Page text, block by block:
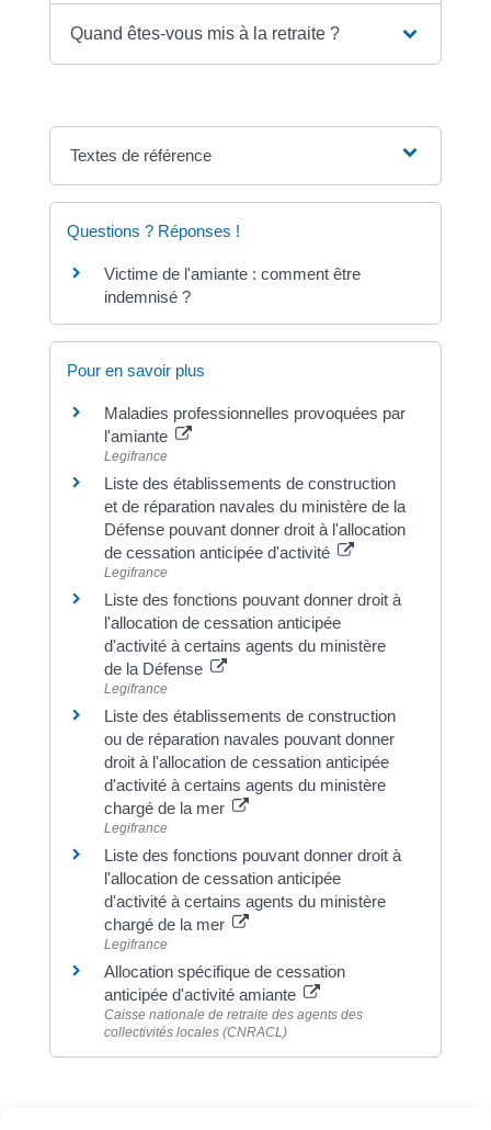
Quand êtes-vous mis à la retraite ?
Textes de référence
Questions ? Réponses !
Victime de l'amiante : comment être
indemnisé ?
Pour en savoir plus
Maladies professionnelles provoquées par
l'amiante
Legifrance
Liste des établissements de construction
et de réparation navales du ministère de la
Défense pouvant donner droit à l'allocation
de cessation anticipée d'activité
Legifrance
Liste des fonctions pouvant donner droit à
l'allocation de cessation anticipée
d'activité à certains agents du ministère
de la Défense
Legifrance
Liste des établissements de construction
ou de réparation navales pouvant donner
droit à l'allocation de cessation anticipée
d'activité à certains agents du ministère
chargé de la mer
Legifrance
Liste des fonctions pouvant donner droit à
l'allocation de cessation anticipée
d'activité à certains agents du ministère
chargé de la mer
Legifrance
Allocation spécifique de cessation
anticipée d'activité amiante
Caisse nationale de retraite des agents des
collectivités locales (CNRACL)